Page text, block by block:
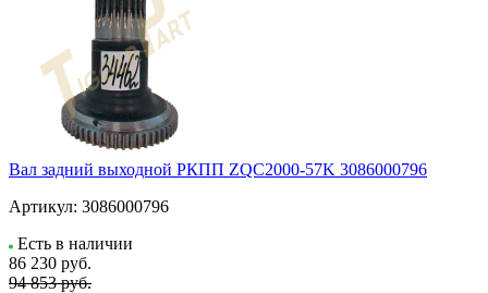
Вал задний выходной РКПП ZQC2000-57K 3086000796
Артикул: 3086000796
Есть в наличии
86 230 руб.
94 853 руб.